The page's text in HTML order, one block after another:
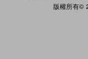
版權所有©